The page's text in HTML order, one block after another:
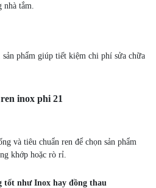
nhà tắm.
phẩm giúp tiết kiệm chi phí sửa chữa
inox phi 21
và tiêu chuẩn ren để chọn sản phẩm
khớp hoặc rò rỉ.
tốt như Inox hay đồng thau